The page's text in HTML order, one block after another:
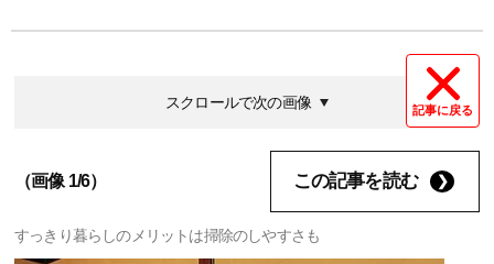
記事に戻る
スクロールで次の画像
（画像 1/6） この記事を読む
すっきり暮らしのメリットは掃除のしやすさも